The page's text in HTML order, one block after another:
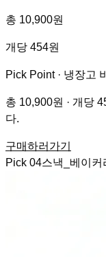
총 10,900원
개당 454원
Pick Point · 냉장고
총 10,900원 · 개당
다.
구매하러가기
Pick 04스낵_베이커